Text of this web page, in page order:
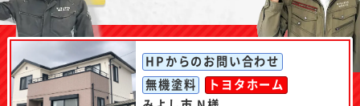
HPからのお問い合わせ
無機塗料
トヨタホーム